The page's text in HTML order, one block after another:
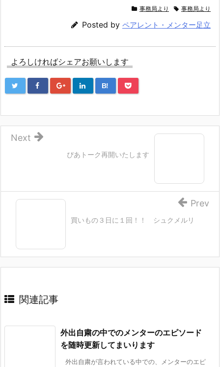
事務局より 事務局より
Posted by ペアレント・メンター足立
よろしければシェアお願いします
B!
ぴあトーク再開いたします
Next
買いもの３日に１回！！ シュクメルリ
Prev
関連記事
外出自粛の中でのメンターのエピソード
を随時更新してまいります
外出自粛が言われている中での、メンターのエピ